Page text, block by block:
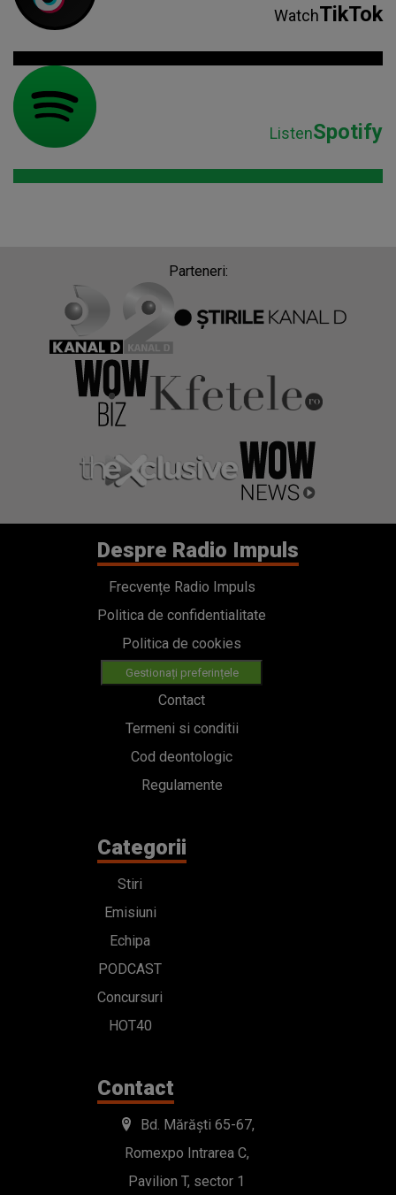
WatchTikTok
ListenSpotify
Parteneri:
Despre Radio Impuls
Frecvențe Radio Impuls
Politica de confidentialitate
Politica de cookies
Gestionați preferințele
Contact
Termeni si conditii
Cod deontologic
Regulamente
Categorii
Stiri
Emisiuni
Echipa
PODCAST
Concursuri
HOT40
Contact
Bd. Mărăști 65-67,
Romexpo Intrarea C,
Pavilion T, sector 1